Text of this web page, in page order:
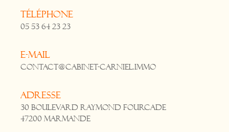
Téléphone
05 53 64 23 23
E-mail
contact@cabinet-carniel.immo
Adresse
30 Boulevard Raymond Fourcade
47200 Marmande